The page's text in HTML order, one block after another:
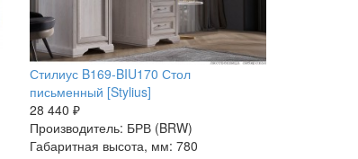
Стилиус B169-BIU170 Стол
письменный [Stylius]
28 440 ₽
Производитель: БРВ (BRW)
Габаритная высота, мм: 780